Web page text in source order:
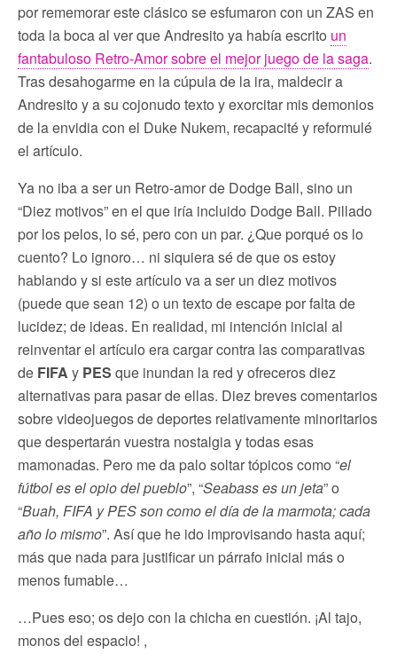
por rememorar este clásico se esfumaron con un ZAS en
toda la boca al ver que Andresito ya había escrito un
fantabuloso Retro-Amor sobre el mejor juego de la saga.
Tras desahogarme en la cúpula de la ira, maldecir a
Andresito y a su cojonudo texto y exorcitar mis demonios
de la envidia con el Duke Nukem, recapacité y reformulé
el artículo.
Ya no iba a ser un Retro-amor de Dodge Ball, sino un
“Diez motivos” en el que iría incluido Dodge Ball. Pillado
por los pelos, lo sé, pero con un par. ¿Que porqué os lo
cuento? Lo ignoro… ni siquiera sé de que os estoy
hablando y si este artículo va a ser un diez motivos
(puede que sean 12) o un texto de escape por falta de
lucidez; de ideas. En realidad, mi intención inicial al
reinventar el artículo era cargar contra las comparativas
de FIFA y PES que inundan la red y ofreceros diez
alternativas para pasar de ellas. Diez breves comentarios
sobre videojuegos de deportes relativamente minoritarios
que despertarán vuestra nostalgia y todas esas
mamonadas. Pero me da palo soltar tópicos como “el
fútbol es el opio del pueblo”, “Seabass es un jeta” o
“Buah, FIFA y PES son como el día de la marmota; cada
año lo mismo”. Así que he ido improvisando hasta aquí;
más que nada para justificar un párrafo inicial más o
menos fumable…
…Pues eso; os dejo con la chicha en cuestión. ¡Al tajo,
monos del espacio! ,